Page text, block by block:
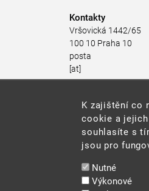
Kontakty
Vršovická 1442/65
100 10 Praha 10
posta
[at]
mzp.gov.cz
+420 267 121 111
K zajištění co
cookie a jejich
souhlasíte s
jsou pro
Nutné
Výkonové